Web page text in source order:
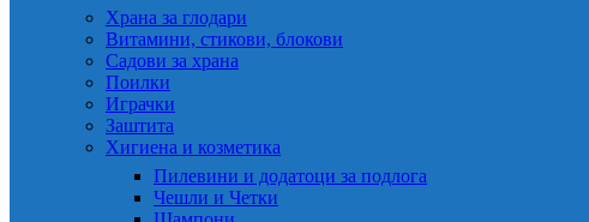
Храна за глодари
Витамини, стикови, блокови
Садови за храна
Поилки
Играчки
Заштита
Хигиена и козметика
Пилевини и додатоци за подлога
Чешли и Четки